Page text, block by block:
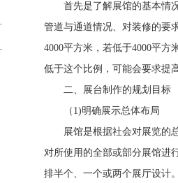
首先是了解展馆的基本情况
管道与通道情况、对装修的要
4000平方米，若低于4000平
低于这个比例，可能会要求提
二、展台制作的规划目标
（1)明确展示总体布局
展馆是根据社会对展览的总
对所使用的全部或部分展馆进
排半个、一个或两个展厅设计